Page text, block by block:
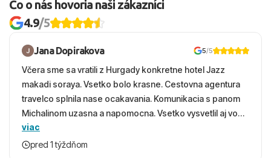
Čo o nás hovoria naši zákazníci
4.9/5
Jana Dopirakova 5/5
Včera sme sa vratili z Hurgady konkretne hotel Jazz
makadi soraya. Vsetko bolo krasne. Cestovna agentura
travelco splnila nase ocakavania. Komunikacia s panom
Michalinom uzasna a napomocna. Vsetko vysvetlil aj vo
vecernych hodinach zaco sa ospravedlnujem. Hotel
krasny, cisty. Sluzby top. Strava, prostredie, more,
viac
pred 1 týždňom